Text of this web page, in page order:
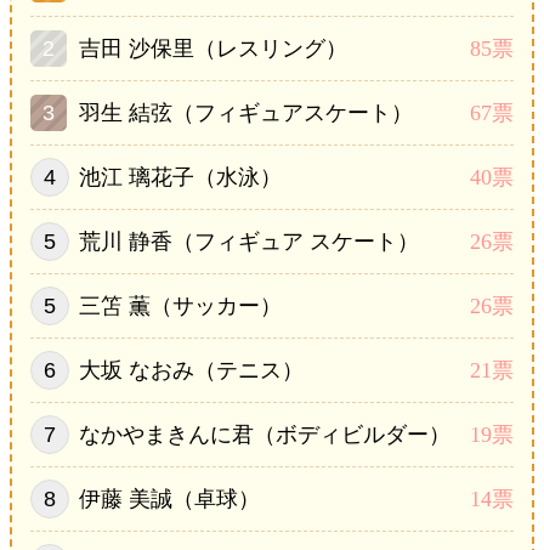
吉田 沙保里（レスリング） 85票
羽生 結弦（フィギュアスケート） 67票
池江 璃花子（水泳） 40票
荒川 静香（フィギュア スケート） 26票
三笘 薫（サッカー） 26票
大坂 なおみ（テニス） 21票
なかやまきんに君（ボディビルダー） 19票
伊藤 美誠（卓球） 14票